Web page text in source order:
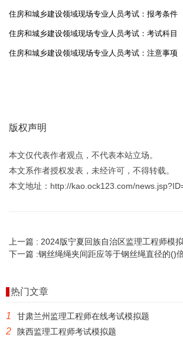
住房和城乡建设领域现场专业人员考试：报考条件
住房和城乡建设领域现场专业人员考试：考试科目
住房和城乡建设领域现场专业人员考试：注意事项
版权声明
本文仅代表作者观点，不代表本站立场。
本文系作者授权发表，未经许可，不得转载。
本文地址：http://kao.ock123.com/
上一篇 : 2024版宁夏回族自治区监理工程师模
下一篇 :钢丝绳绳夹间距应等于钢丝绳直径的()倍
热门文章
1 甘肃兰州监理工程师在线考试模拟题
2 陕西监理工程师考试模拟题